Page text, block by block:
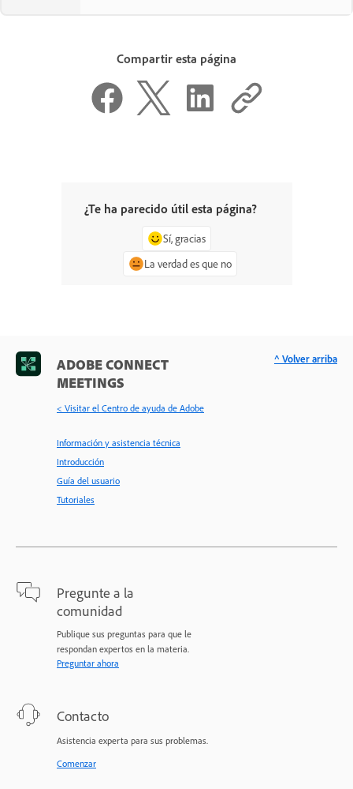
Compartir esta página
¿Te ha parecido útil esta página?
Sí, gracias
La verdad es que no
ADOBE CONNECT
MEETINGS
< Visitar el Centro de ayuda de Adobe
Información y asistencia técnica
Introducción
Guía del usuario
Tutoriales
Pregunte a la
comunidad
Publique sus preguntas para que le
respondan expertos en la materia.
Preguntar ahora
Contacto
Asistencia experta para sus problemas.
Comenzar
^ Volver arriba